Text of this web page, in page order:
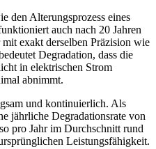
den Alterungsprozess eines
auch nach 20 Jahren
exakt derselben Präzision wie
Degradation, dass die
in elektrischen Strom
abnimmt.
und kontinuierlich. Als
jährliche Degradationsrate von
pro Jahr im Durchschnitt rund
Leistungsfähigkeit.